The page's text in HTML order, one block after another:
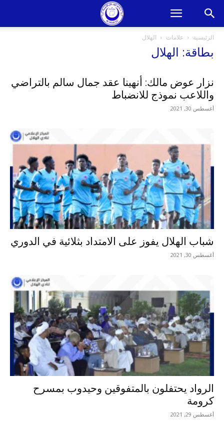
الرئيسية علامات الهلال
بطاقة: الهلال
نزار عوض مالك: أنهينا عقد جمال سالم بالتراضي
واللاعب نموذج للانضباط
أغسطس 30, 2021
شباب الهلال يفوز على الامتداد بثلائية في الدوري
أغسطس 30, 2021
الرواد يحتفلون بالمتفوقين وحيدوب بمسرح
كرومة
أغسطس 29, 2021